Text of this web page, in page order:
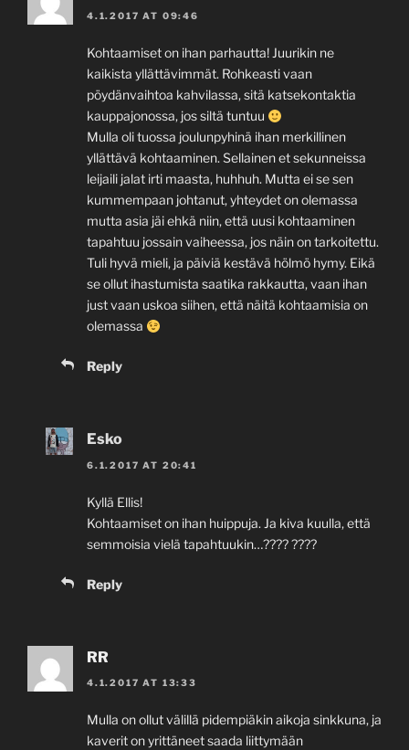
4.1.2017 AT 09:46
Kohtaamiset on ihan parhautta! Juurikin ne
kaikista yllättävimmät. Rohkeasti vaan
pöydänvaihtoa kahvilassa, sitä katsekontaktia
kauppajonossa, jos siltä tuntuu
Mulla oli tuossa joulunpyhinä ihan merkillinen
yllättävä kohtaaminen. Sellainen et sekunneissa
leijaili jalat irti maasta, huhhuh. Mutta ei se sen
kummempaan johtanut, yhteydet on olemassa
mutta asia jäi ehkä niin, että uusi kohtaaminen
tapahtuu jossain vaiheessa, jos näin on tarkoitettu.
Tuli hyvä mieli, ja päiviä kestävä hölmö hymy. Eikä
se ollut ihastumista saatika rakkautta, vaan ihan
just vaan uskoa siihen, että näitä kohtaamisia on
olemassa
Reply
Esko
6.1.2017 AT 20:41
Kyllä Ellis!
Kohtaamiset on ihan huippuja. Ja kiva kuulla, että
semmoisia vielä tapahtuukin…???? ????
Reply
RR
4.1.2017 AT 13:33
Mulla on ollut välillä pidempiäkin aikoja sinkkuna, ja
kaverit on yrittäneet saada liittymään